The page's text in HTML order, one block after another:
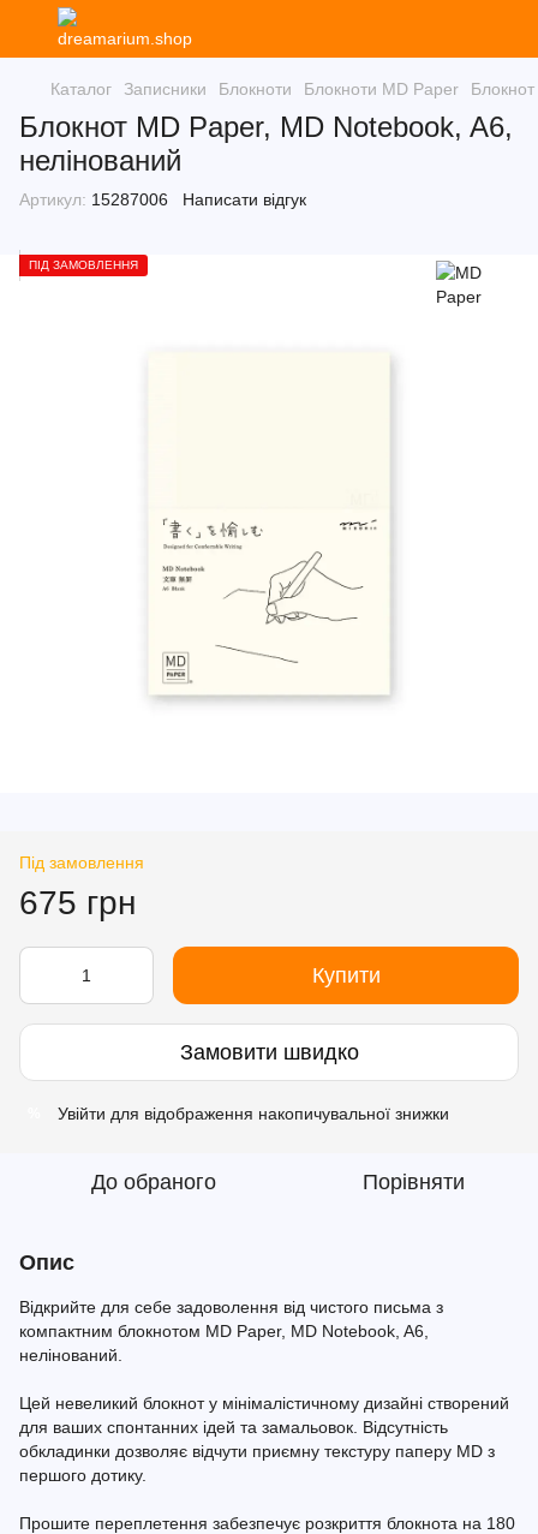
Каталог Записники Блокноти Блокноти MD Paper
Блокнот MD Paper, MD Notebook, A6,
нелінований
Артикул: 15287006 Написати відгук
ПІД ЗАМОВЛЕННЯ
Під замовлення
675 грн
Купити
Замовити швидко
Увійти для відображення накопичувальної знижки
До обраного Порівняти
Опис
Відкрийте для себе задоволення від чистого письма з
компактним блокнотом MD Paper, MD Notebook, A6,
нелінований.
Цей невеликий блокнот у мінімалістичному дизайні створений
для ваших спонтанних ідей та замальовок. Відсутність
обкладинки дозволяє відчути приємну текстуру паперу MD з
першого дотику.
Прошите переплетення забезпечує розкриття блокнота на 180